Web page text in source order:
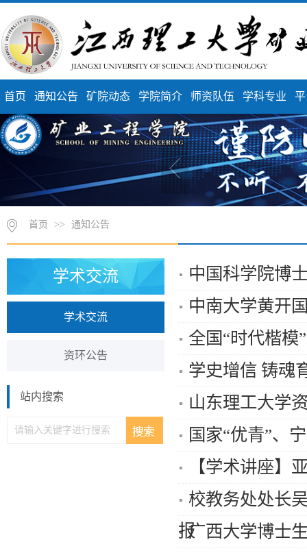
首页 通知公告 矿院动态 学院简介 师资队伍 学科专业
首页 >> 通知公告
学术交流
学术交流
资环公告
站内搜索
中国科学院博
中南大学黄开
全国“时代楷模
学史增信 铸魂
山东理工大学
国家“优青”、
【学术讲座】
校教务处处长
报广西大学博士